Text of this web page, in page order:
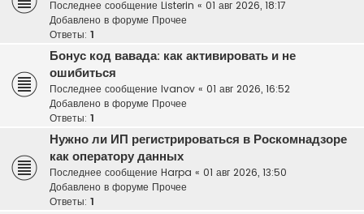
Последнее сообщение Listerin « 01 авг 2026, 18:17
Добавлено в форуме Прочее
Ответы: 1
Бонус код вавада: как активировать и не
ошибиться
Последнее сообщение Ivanov « 01 авг 2026, 16:52
Добавлено в форуме Прочее
Ответы: 1
Нужно ли ИП регистрироваться в Роскомнадзоре
как оператору данных
Последнее сообщение Harpa « 01 авг 2026, 13:50
Добавлено в форуме Прочее
Ответы: 1